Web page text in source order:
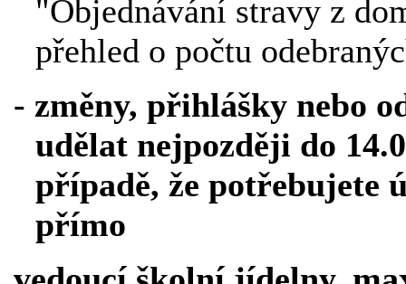
"Objednávání stravy z
přehled o počtu
- změny, přihlášky nebo
udělat nejpozději do
případě, že potřebujete
přímo